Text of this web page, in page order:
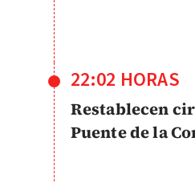
22:02 HORAS
Restablecen
Puente de la